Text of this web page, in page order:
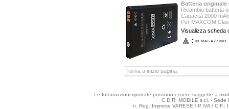
Batteria originale
Ricambio batteria
Capacità 2000 mAh
Per MAXCOM
Visualizza scheda
IN MAGAZZINO
Torna a inizio pagina
Le Informazioni riportate possono essere soggette a
C.D.R. MOBILE s.r.l. -
n. Reg. Imprese VARESE / P.IVA /